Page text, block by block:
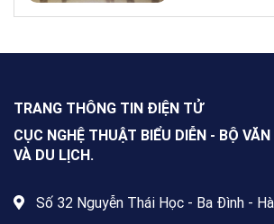
NXBGDVN phối
Nam trong và
giới hạn độ tuổi,
nơi cư trú.
TRANG THÔNG TIN ĐIỆN TỬ
CỤC NGHỆ THUẬT BIỂU DIỄN - BỘ
VÀ DU LỊCH.
Số 32 Nguyễn Thái Học - Ba Đình -